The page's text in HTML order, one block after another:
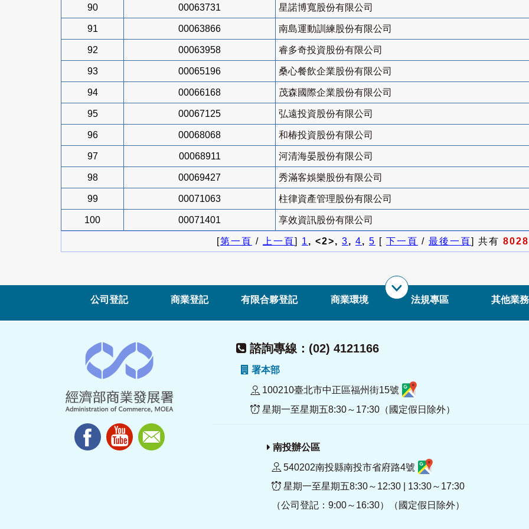
90 00063731 星諾博寬股份有限公司
91 00063866 南島運動訓練股份有限公司
92 00063958 睿多奇投資股份有限公司
93 00065196 桑心餐飲企業股份有限公司
94 00066168 茂森國際企業股份有限公司
95 00067125 弘遠投資股份有限公司
96 00068068 和椿投資股份有限公司
97 00068911 河清海晏股份有限公司
98 00069427 秀滿客娛樂股份有限公司
99 00071063 柱律資產管理股份有限公司
100 00071401 享效資訊股份有限公司
[第一頁 / 上一頁] 1, <2>, 3, 4, 5 [ 下一頁 / 最後一頁] 共有 8028
公司登記 商業登記 有限合夥登記 商業環境 法規專區 其他業務
諮詢專線：(02) 4121166
署本部
100210臺北市中正區福州街15號
星期一至星期五8:30～17:30（國定假日除外）
南投辦公區
540202南投縣南投市省府路4號
星期一至星期五8:30～12:30 | 13:30～17:30
（公司登記：9:00～16:30）（國定假日除外）